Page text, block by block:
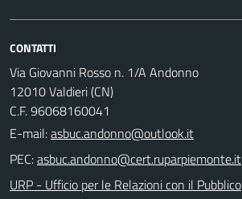
CONTATTI
Via Giovanni Rosso n. 1/A Andonno
12010 Valdieri (CN)
C.F. 96068160041
E-mail:
PEC:
URP - Ufficio per le Relazioni con il Pubblico